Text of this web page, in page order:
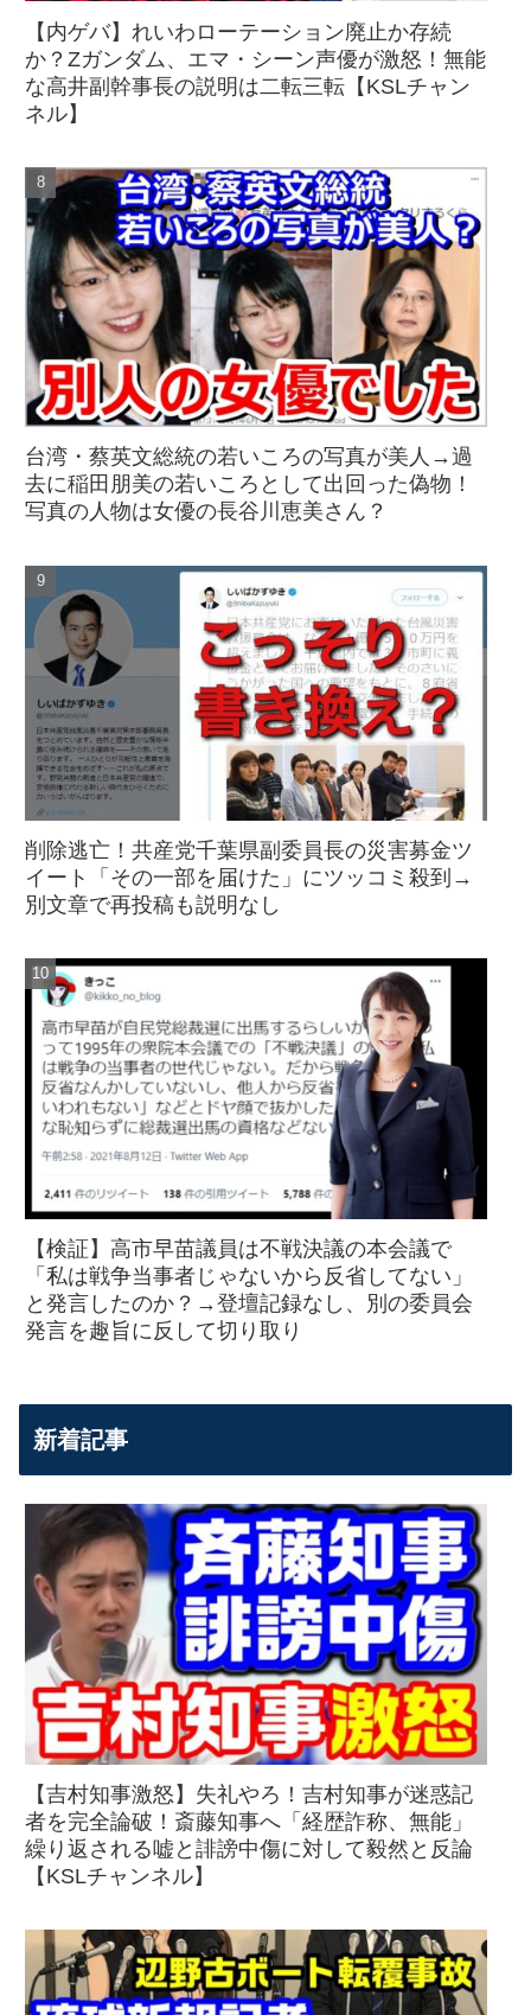
【内ゲバ】れいわローテーション廃止か存続
か？Zガンダム、エマ・シーン声優が激怒！無能
な高井副幹事長の説明は二転三転【KSLチャン
ネル】
台湾・蔡英文総統の若いころの写真が美人→過
去に稲田朋美の若いころとして出回った偽物！
写真の人物は女優の長谷川恵美さん？
削除逃亡！共産党千葉県副委員長の災害募金ツ
イート「その一部を届けた」にツッコミ殺到→
別文章で再投稿も説明なし
【検証】高市早苗議員は不戦決議の本会議で
「私は戦争当事者じゃないから反省してない」
と発言したのか？→登壇記録なし、別の委員会
発言を趣旨に反して切り取り
新着記事
【吉村知事激怒】失礼やろ！吉村知事が迷惑記
者を完全論破！斎藤知事へ「経歴詐称、無能」
繰り返される嘘と誹謗中傷に対して毅然と反論
【KSLチャンネル】